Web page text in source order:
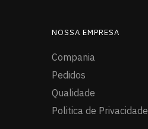
NOSSA EMPRESA
Compania
Pedidos
Qualidade
Politica de Privacidade